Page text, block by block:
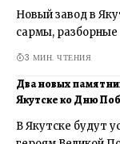
Новый завод в
сармы,
3 МИН. ЧТЕНИЯ
Два новых
Якутске ко Дню
В Якутске будут